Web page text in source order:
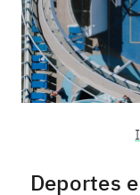
Deportes